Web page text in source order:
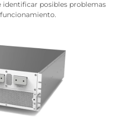
posibles problemas